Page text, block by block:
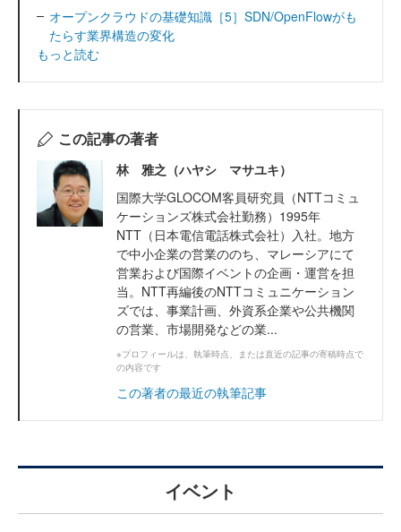
オープンクラウドの基礎知識［5］SDN/OpenFlowがも
たらす業界構造の変化
もっと読む
この記事の著者
林 雅之（ハヤシ マサユキ）
国際大学GLOCOM客員研究員（NTTコミュ
ケーションズ株式会社勤務）1995年
NTT（日本電信電話株式会社）入社。地方
で中小企業の営業ののち、マレーシアにて
営業および国際イベントの企画・運営を担
当。NTT再編後のNTTコミュニケーション
ズでは、事業計画、外資系企業や公共機関
の営業、市場開発などの業...
※プロフィールは、執筆時点、または直近の記事の寄稿時点で
の内容です
この著者の最近の執筆記事
イベント